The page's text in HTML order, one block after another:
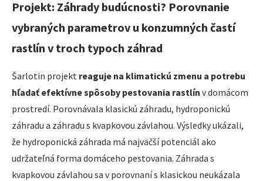
Projekt: Záhrady budúcnosti? Porovnanie
vybraných parametrov u konzumných častí
rastlín v troch typoch záhrad
Šarlotin projekt reaguje na klimatickú zmenu a potrebu
hľadať efektívne spôsoby pestovania rastlín v domácom
prostredí. Porovnávala klasickú záhradu, hydroponickú
záhradu a záhradu s kvapkovou závlahou. Výsledky ukázali,
že hydroponická záhrada má najväčší potenciál ako
udržateľná forma domáceho pestovania. Záhrada s
kvapkovou závlahou sa v porovnaní s klasickou neukázala